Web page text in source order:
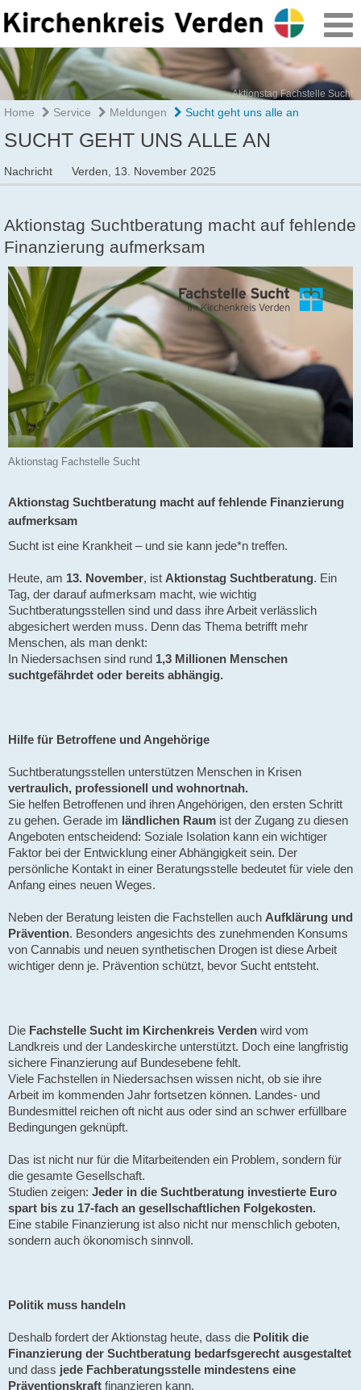
Aktionstag Fachstelle Sucht
Home Service Meldungen Sucht geht uns alle an
SUCHT GEHT UNS ALLE AN
Nachricht Verden, 13. November 2025
Aktionstag Suchtberatung macht auf fehlende
Finanzierung aufmerksam
Aktionstag Fachstelle Sucht
Aktionstag Suchtberatung macht auf fehlende Finanzierung
aufmerksam
Sucht ist eine Krankheit – und sie kann jede*n treffen.
Heute, am 13. November, ist Aktionstag Suchtberatung. Ein
Tag, der darauf aufmerksam macht, wie wichtig
Suchtberatungsstellen sind und dass ihre Arbeit verlässlich
abgesichert werden muss. Denn das Thema betrifft mehr
Menschen, als man denkt:
In Niedersachsen sind rund 1,3 Millionen Menschen
suchtgefährdet oder bereits abhängig.
Hilfe für Betroffene und Angehörige
Suchtberatungsstellen unterstützen Menschen in Krisen
vertraulich, professionell und wohnortnah.
Sie helfen Betroffenen und ihren Angehörigen, den ersten Schritt
zu gehen. Gerade im ländlichen Raum ist der Zugang zu diesen
Angeboten entscheidend: Soziale Isolation kann ein wichtiger
Faktor bei der Entwicklung einer Abhängigkeit sein. Der
persönliche Kontakt in einer Beratungsstelle bedeutet für viele den
Anfang eines neuen Weges.
Neben der Beratung leisten die Fachstellen auch Aufklärung und
Prävention. Besonders angesichts des zunehmenden Konsums
von Cannabis und neuen synthetischen Drogen ist diese Arbeit
wichtiger denn je. Prävention schützt, bevor Sucht entsteht.
Die Fachstelle Sucht im Kirchenkreis Verden wird vom
Landkreis und der Landeskirche unterstützt. Doch eine langfristig
sichere Finanzierung auf Bundesebene fehlt.
Viele Fachstellen in Niedersachsen wissen nicht, ob sie ihre
Arbeit im kommenden Jahr fortsetzen können. Landes- und
Bundesmittel reichen oft nicht aus oder sind an schwer erfüllbare
Bedingungen geknüpft.
Das ist nicht nur für die Mitarbeitenden ein Problem, sondern für
die gesamte Gesellschaft.
Studien zeigen: Jeder in die Suchtberatung investierte Euro
spart bis zu 17-fach an gesellschaftlichen Folgekosten.
Eine stabile Finanzierung ist also nicht nur menschlich geboten,
sondern auch ökonomisch sinnvoll.
Politik muss handeln
Deshalb fordert der Aktionstag heute, dass die Politik die
Finanzierung der Suchtberatung bedarfsgerecht ausgestaltet
und dass jede Fachberatungsstelle mindestens eine
Präventionskraft finanzieren kann.